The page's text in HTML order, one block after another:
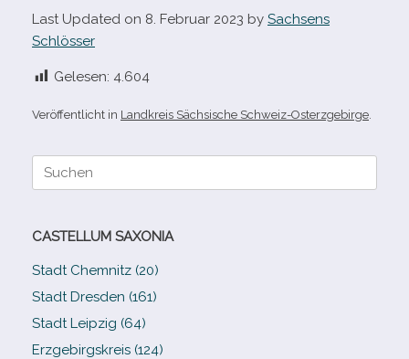
Last Updated on 8. Februar 2023 by Sachsens
Schlösser
Gelesen: 4.604
Veröffentlicht in Landkreis Sächsische Schweiz-Osterzgebirge
Suche
CASTELLUM SAXONIA
Stadt Chemnitz (20)
Stadt Dresden (161)
Stadt Leipzig (64)
Erzgebirgskreis (124)